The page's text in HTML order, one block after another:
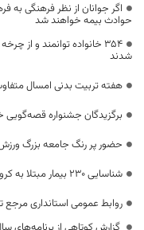
اگر جوانان از نظر فرهنگی به
حوادث بیمه خواهند شد
354 خانواده توانمند و
شدند
هفته تربیت بدنی امسال
برگزیدگان جشنواره‌
حضور پر رنگ جامعه بزرگ
شناسایی ۲۳۰ بیمار مبتلا به کرونا در خراسان جنوبی
روابط عمومی استانداری